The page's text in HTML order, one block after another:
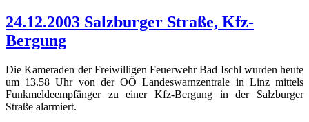
24.12.2003 Salzburger Straße, Kfz-
Bergung
Die Kameraden der Freiwilligen Feuerwehr Bad Ischl wurden heute
um 13.58 Uhr von der OÖ Landeswarnzentrale in Linz mittels
Funkmeldeempfänger zu einer Kfz-Bergung in der Salzburger
Straße alarmiert.